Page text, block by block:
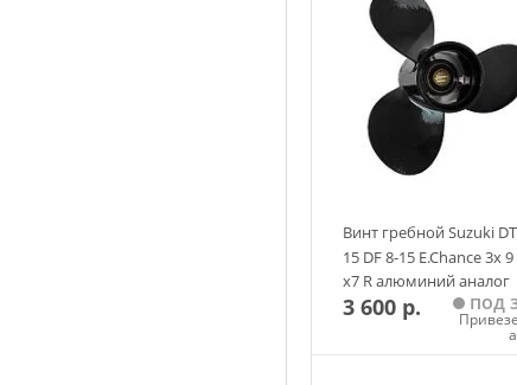
Винт гребной Suzuki
15 DF 8-15 E.Chance 3х
х7 R алюминий аналог
3 600 р. под